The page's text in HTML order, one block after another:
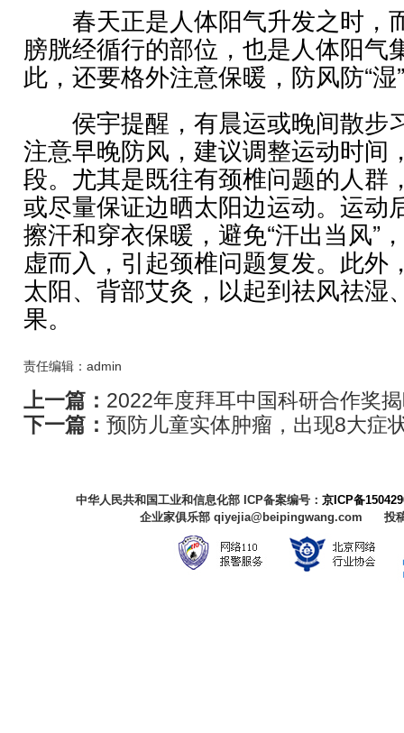
春天正是人体阳气升发之时，
膀胱经循行的部位，也是人体阳气
此，还要格外注意保暖，防风防“湿
侯宇提醒，有晨运或晚间散步
注意早晚防风，建议调整运动时间
段。尤其是既往有颈椎问题的人群
或尽量保证边晒太阳边运动。运动
擦汗和穿衣保暖，避免“汗出当风”
虚而入，引起颈椎问题复发。此外
太阳、背部艾灸，以起到祛风祛湿
果。
责任编辑：admin
上一篇： 2022年度拜耳中国科研合作奖
下一篇： 预防儿童实体肿瘤，出现8大症
中华人民共和国工业和信息化部 ICP备案编号：京ICP备
企业家俱乐部 qiyejia@beipingwang.com